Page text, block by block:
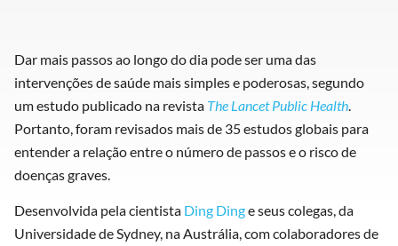
Dar mais passos ao longo do dia pode ser uma das
intervenções de saúde mais simples e poderosas, segundo
um estudo publicado na revista The Lancet Public Health.
Portanto, foram revisados mais de 35 estudos globais para
entender a relação entre o número de passos e o risco de
doenças graves.
Desenvolvida pela cientista Ding Dinge seus colegas, da
Universidade de Sydney, na Austrália, com colaboradores de